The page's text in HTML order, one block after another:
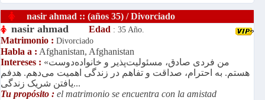
nasir ahmad :: (años 35) / Divorciado
nasir ahmad Edad : 35 Año.
Matrimonio : Divorciado
Habla a : Afghanistan, Afghanistan
Intereses : «من فردی صادق، مسئولیت‌پذیر و خانواده‌دوست
هستم. به احترام، صداقت و تفاهم در زندگی اهمیت می‌دهم. هدفم
یافتن شریک زندگی...
Tu propósito : el matrimonio se encuentra con la amistad